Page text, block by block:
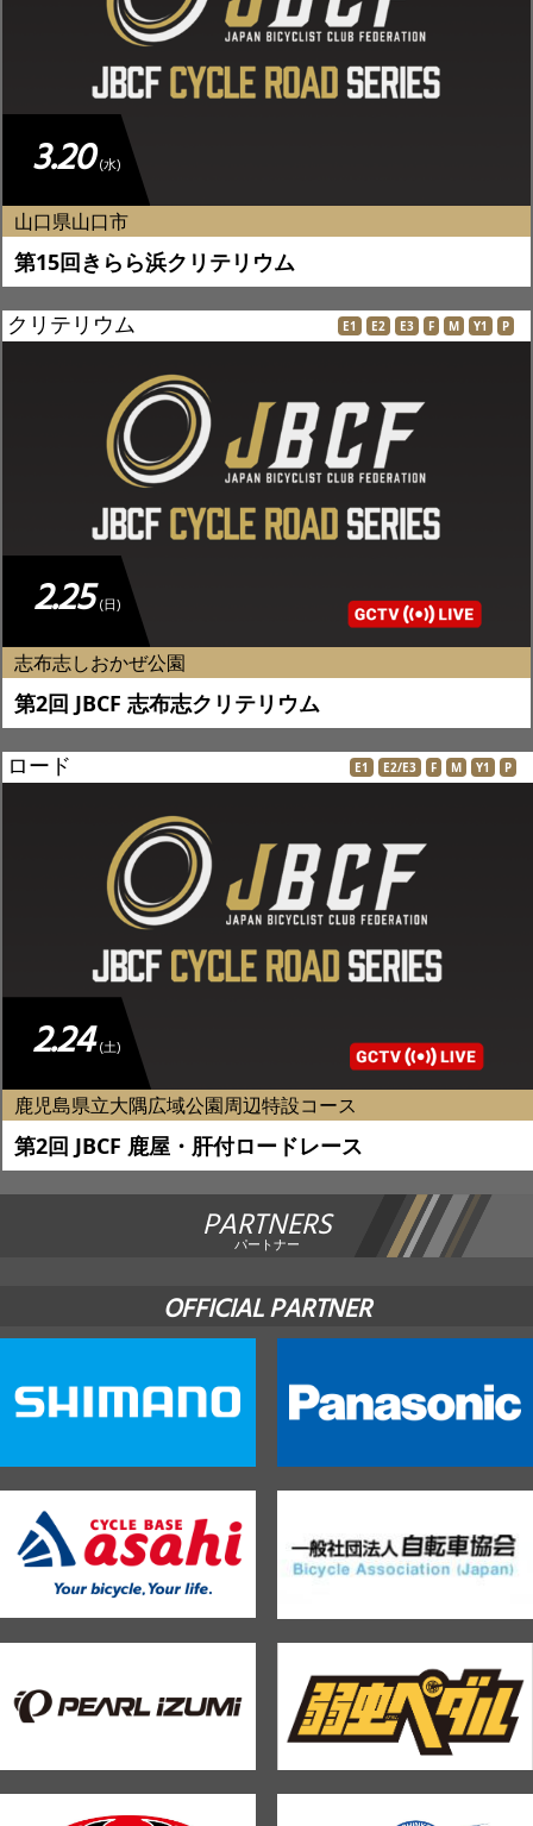
3.20 (水)
山口県山口市
第15回きらら浜クリテリウム
クリテリウム E1 E2 E3 F M Y1 P
2.25 (日)
志布志しおかぜ公園
第2回 JBCF 志布志クリテリウム
ロード E1 E2/E3 F M Y1 P
2.24 (土)
鹿児島県立大隅広域公園周辺特設コース
第2回 JBCF 鹿屋・肝付ロードレース
PARTNERS
パートナー
OFFICIAL PARTNER